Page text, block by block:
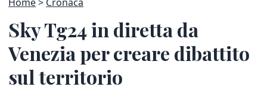
Sky Tg24 in diretta da
Venezia per creare dibattito
sul territorio